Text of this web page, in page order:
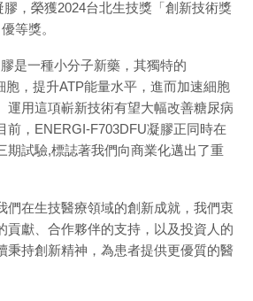
，榮獲2024台北生技獎「創新技術獎
等獎。
是一種小分子新藥，其獨特的
胞，提升ATP能量水平，進而加速細胞
運用這項嶄新技術有望大幅改善糖尿病
前，ENERGI-F703DFU凝膠正同時在
期試驗,標誌著我們向商業化邁出了重
們在生技醫療領域的創新成就，我們衷
貢獻、合作夥伴的支持，以及投資人的
秉持創新精神，為患者提供更優質的醫